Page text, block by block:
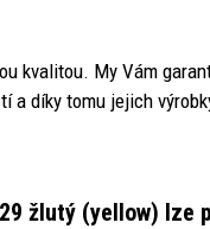
kvalitou. My Vám
a díky tomu jejich
žlutý (yellow) lze